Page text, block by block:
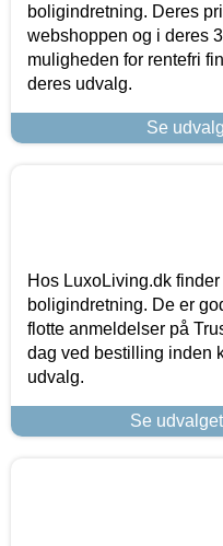
boligindretning. Deres
webshoppen og i deres
muligheden for rentefri
deres udvalg.
Se
Hos LuxoLiving.dk
boligindretning. De er
flotte anmeldelser på
dag ved bestilling inden
udvalg.
Se